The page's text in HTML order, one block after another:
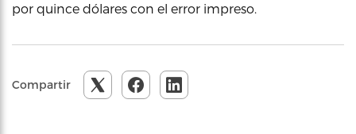
por quince dólares con el error impreso.
Compartir